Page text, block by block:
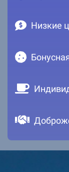
Низкие